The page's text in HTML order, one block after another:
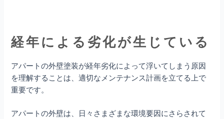
経年による劣化が生じている
アパートの外壁塗装が経年劣化によって浮いてしまう原因
を理解することは、適切なメンテナンス計画を立てる上で
重要です。
アパートの外壁は、日々さまざまな環境要因にさらされて